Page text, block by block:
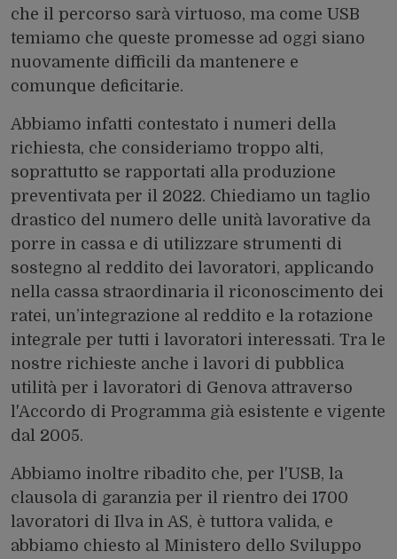
che il percorso sarà virtuoso, ma come USB
temiamo che queste promesse ad oggi siano
nuovamente difficili da mantenere e
comunque deficitarie.
Abbiamo infatti contestato i numeri della
richiesta, che consideriamo troppo alti,
soprattutto se rapportati alla produzione
preventivata per il 2022. Chiediamo un taglio
drastico del numero delle unità lavorative da
porre in cassa e di utilizzare strumenti di
sostegno al reddito dei lavoratori, applicando
nella cassa straordinaria il riconoscimento dei
ratei, un’integrazione al reddito e la rotazione
integrale per tutti i lavoratori interessati. Tra le
nostre richieste anche i lavori di pubblica
utilità per i lavoratori di Genova attraverso
l'Accordo di Programma già esistente e vigente
dal 2005.
Abbiamo inoltre ribadito che, per l'USB, la
clausola di garanzia per il rientro dei 1700
lavoratori di Ilva in AS, è tuttora valida, e
abbiamo chiesto al Ministero dello Sviluppo